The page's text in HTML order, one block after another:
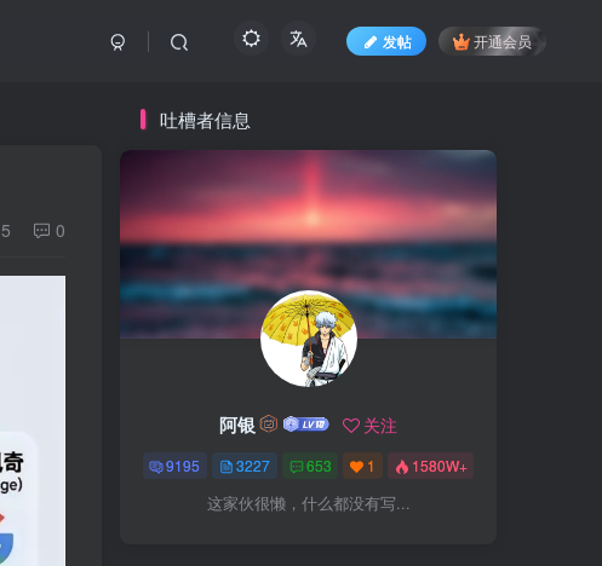
发帖 开通会员
5 0
吐槽者信息
阿银 关注
9195 3227 653 1 1580W+
这家伙很懒，什么都没有写...